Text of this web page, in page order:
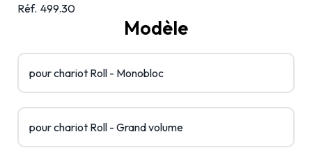
Réf. 499.30
Modèle
pour chariot Roll - Monobloc
pour chariot Roll - Grand volume